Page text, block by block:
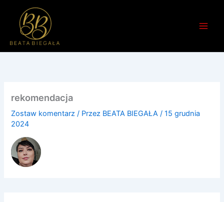
rekomendacja
Zostaw komentarz / Przez BEATA BIEGAŁA/15 grudnia
2024